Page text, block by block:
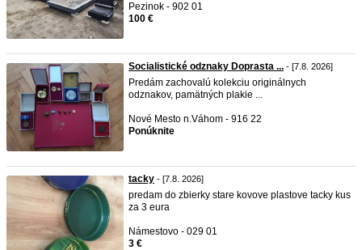
Pezinok - 902 01
100 €
Socialistické odznaky Doprasta ... - [7.8. 2026]
Predám zachovalú kolekciu originálnych
odznakov, pamätných plakie ...
Nové Mesto n.Váhom - 916 22
Ponúknite
tacky - [7.8. 2026]
predam do zbierky stare kovove plastove tacky kus
za 3 eura
Námestovo - 029 01
3 €